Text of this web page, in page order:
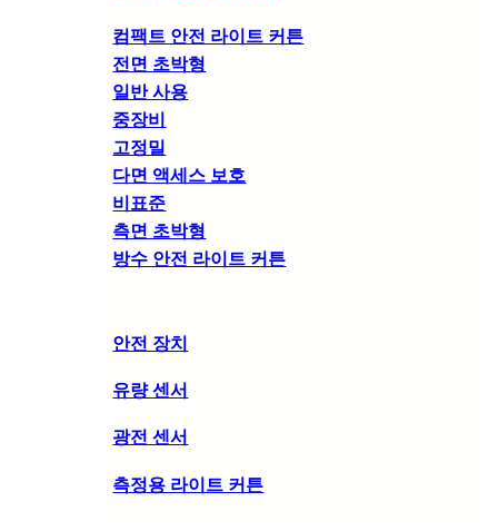
컴팩트 안전 라이트 커튼
전면 초박형
일반 사용
중장비
고정밀
다면 액세스 보호
비표준
측면 초박형
방수 안전 라이트 커튼
안전 장치
유량 센서
광전 센서
측정용 라이트 커튼